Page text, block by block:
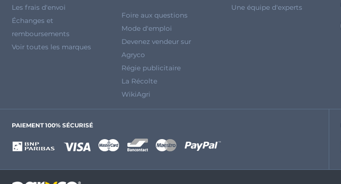
Les frais d'envoi
Échanges et
remboursements
Voir toutes les marques
Foire aux questions
Mode d'emploi
Devenez vendeur sur
Agryco
Régie publicitaire
La Récolte
WikiAgri
Une équipe d'experts
PAIEMENT 100% SÉCURISÉ